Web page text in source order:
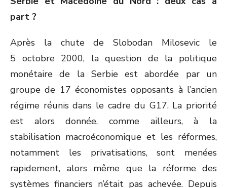
part ?
Après la chute de Slobodan Milosevic le
5 octobre 2000, la question de la politique
monétaire de la Serbie est abordée par un
groupe de 17 économistes opposants à l’ancien
régime réunis dans le cadre du G17. La priorité
est alors donnée, comme ailleurs, à la
stabilisation macroéconomique et les réformes,
notamment les privatisations, sont menées
rapidement, alors même que la réforme des
systèmes financiers n’était pas achevée. Depuis